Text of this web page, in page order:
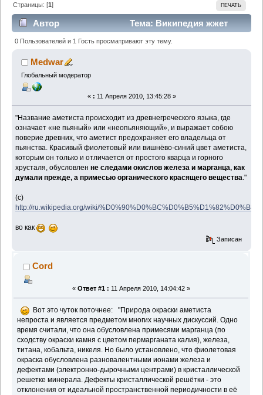
ПЕЧАТЬ
Страницы: [1]
Автор
Тема: Википедия жжет
(Прочитано 2131 раз)
0 Пользователей и 1 Гость просматривают эту тему.
Medwar
Глобальный модератор
« : 11 Апреля 2010, 13:45:28 »
"Название аметиста происходит из древнегреческого языка, где
означает «не пьяный» или «неопьяняющий», и выражает собою
поверие древних, что аметист предохраняет его владельца от
пьянства. Красивый фиолетовый или вишнёво-синий цвет аметиста,
которым он только и отличается от простого кварца и горного
хрусталя, обусловленне следами окислов железа и марганца, как
думали прежде, а примесью органического красящего вещества."
(с)
http://ru.wikipedia.org/wiki/
во как
Записан
Cord
« Ответ #1 : 11 Апреля 2010, 14:04:42 »
Вот это чуток поточнее: "Природа окраски аметиста
непроста и является предметом многих научных дискуссий. Одно
время считали, что она обусловлена примесями марганца (по
сходству окраски камня с цветом пермарганата калия), железа,
титана, кобальта, никеля. Но было установлено, что фиолетовая
окраска обусловлена разновалентными ионами железа и
дефектами (электронно-дырочными центрами) в кристаллической
решетке минерала. Дефекты кристаллической решётки - это
отклонения от идеальной пространственной периодичности в её